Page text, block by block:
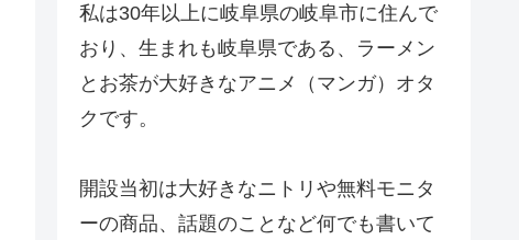
私は30年以上に岐阜県の岐阜市に住んで
おり、生まれも岐阜県である、ラーメン
とお茶が大好きなアニメ（マンガ）オタ
クです。
開設当初は大好きなニトリや無料モニタ
ーの商品、話題のことなど何でも書いて